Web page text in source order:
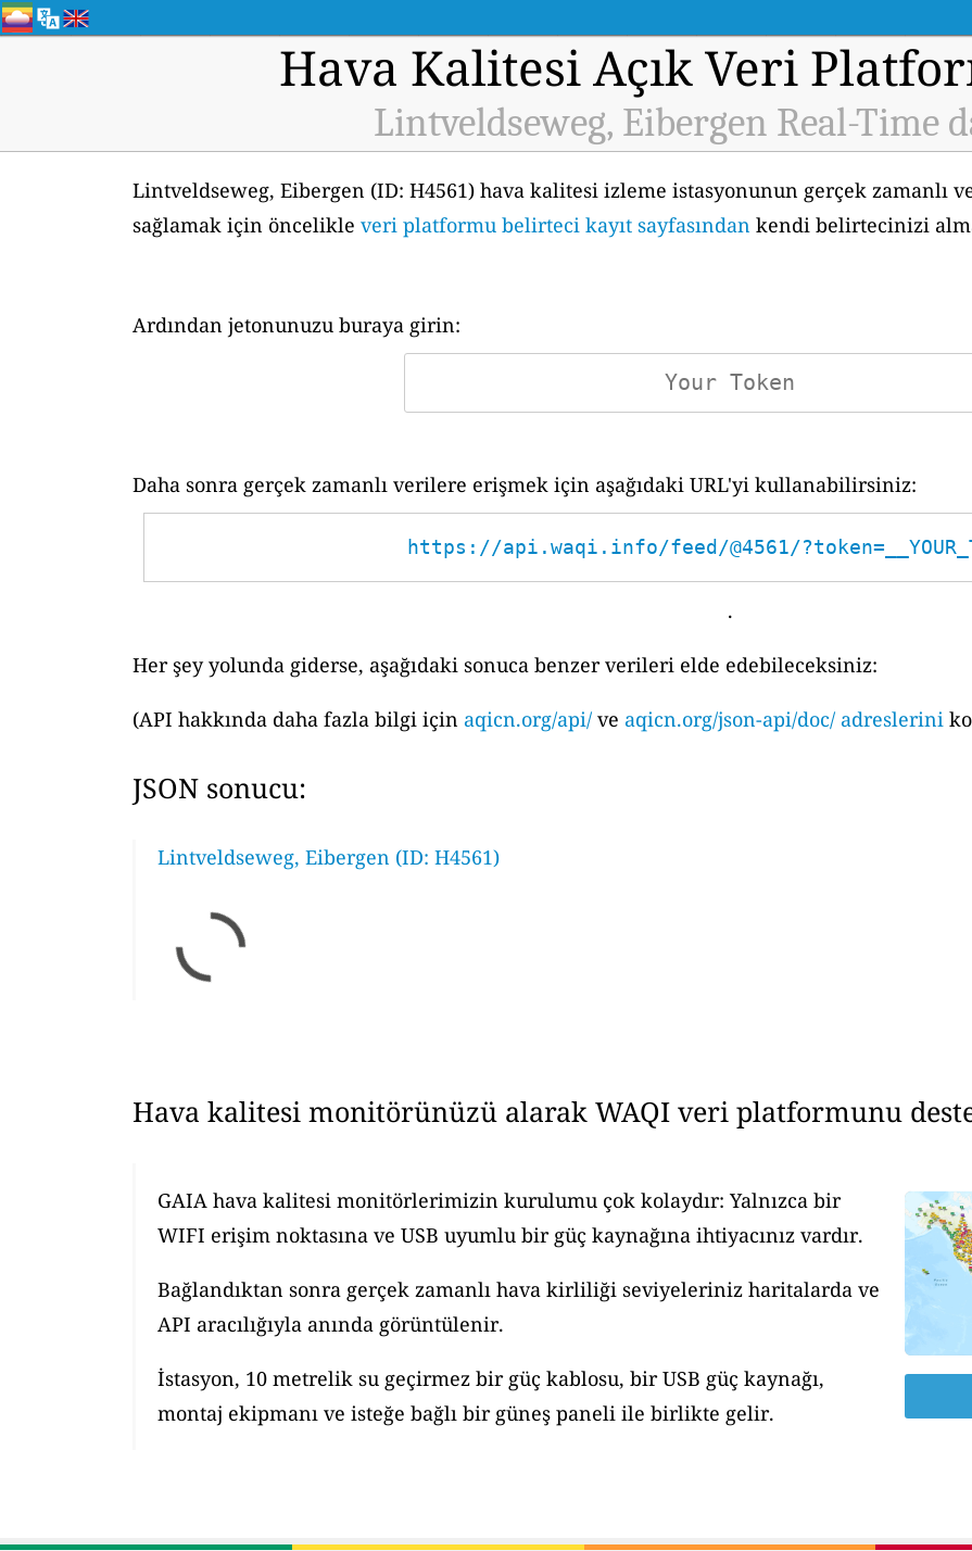
Hava Kalitesi Açık Veri
Lintveldseweg, Eibergen Real-Time
Lintveldseweg, Eibergen (ID: H4561) hava kalitesi izleme istasyonunun gerçek zamanlı
sağlamak için öncelikle veri platformu belirteci kayıt sayfasından kendi belirtecinizi
Ardından jetonunuzu buraya girin:
Daha sonra gerçek zamanlı verilere erişmek için aşağıdaki URL'yi kullanabilirsiniz:
https://api.waqi.info/feed/@4561/
.
Her şey yolunda giderse, aşağıdaki sonuca benzer verileri elde edebileceksiniz:
(API hakkında daha fazla bilgi için aqicn.org/api/ ve aqicn.org/json-api/doc/ adreslerini
JSON sonucu:
Lintveldseweg, Eibergen (ID: H4561)
Hava kalitesi monitörünüzü alarak WAQI veri platformunu
GAIA hava kalitesi monitörlerimizin kurulumu çok kolaydır: Yalnızca bir
WIFI erişim noktasına ve USB uyumlu bir güç kaynağına ihtiyacınız vardır.
Bağlandıktan sonra gerçek zamanlı hava kirliliği seviyeleriniz haritalarda ve
API aracılığıyla anında görüntülenir.
İstasyon, 10 metrelik su geçirmez bir güç kablosu, bir USB güç kaynağı,
montaj ekipmanı ve isteğe bağlı bir güneş paneli ile birlikte gelir.